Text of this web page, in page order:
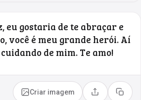
eu gostaria de te abraçar e
você é meu grande herói. Aí
de mim. Te amo!
Criar imagem Compartilhar
Copiar